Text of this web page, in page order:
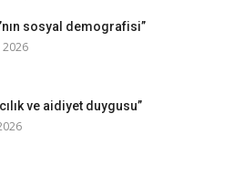
sosyal demografisi”
2026
ve aidiyet duygusu”